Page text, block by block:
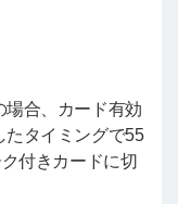
場合、カード有効
たタイミングで55
付きカードに切